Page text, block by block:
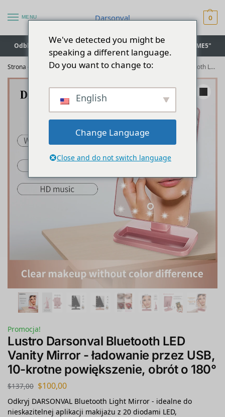
MENU Darsonval 0
Odblokowana wyprzedaż flash ⚡ Zniżka 5% z kodem "WELCOME5"
Strona główna / Urządzenie Darsonval / Lustro Darsonval Bluetooth LED Vanity Mirror - ładowanie przez USB, 10-krotne powiększenie, obrót o 180°
Promocja!
Lustro Darsonval Bluetooth LED
Vanity Mirror - ładowanie przez USB,
10-krotne powiększenie, obrót o 180°
$137,00 $100,00
Odkryj DARSONVAL Bluetooth Light Mirror - idealne do
nieskazitelnej aplikacji makijażu z 20 diodami LED,
We've detected you might be
speaking a different language.
Do you want to change to:
English
Change Language
Close and do not switch language